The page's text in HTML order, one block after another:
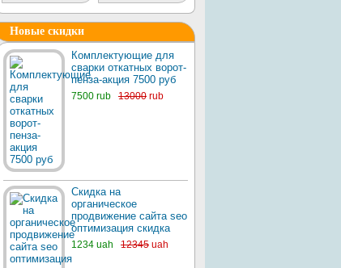
Новые скидки
Комплектующие для
сварки откатных ворот-
пенза-акция 7500 руб
7500 rub 13000 rub
Скидка на
органическое
продвижение сайта seo
оптимизация скидка
1234 uah 12345 uah